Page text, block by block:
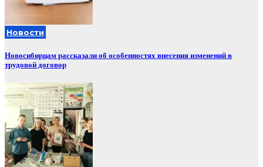
Новости
Новосибирцам рассказали об особенностях внесения изменений в
трудовой договор